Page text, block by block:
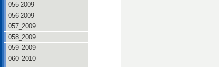
055 2009
056 2009
057_2009
058_2009
059_2009
060_2010